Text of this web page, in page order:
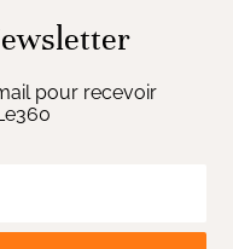
pour recevoir